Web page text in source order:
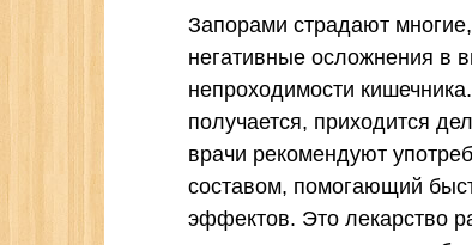
Запорами страдают
негативные осложнения в
непроходимости
получается, приходится
врачи рекомендуют
составом, помогающий
эффектов. Это лекарство